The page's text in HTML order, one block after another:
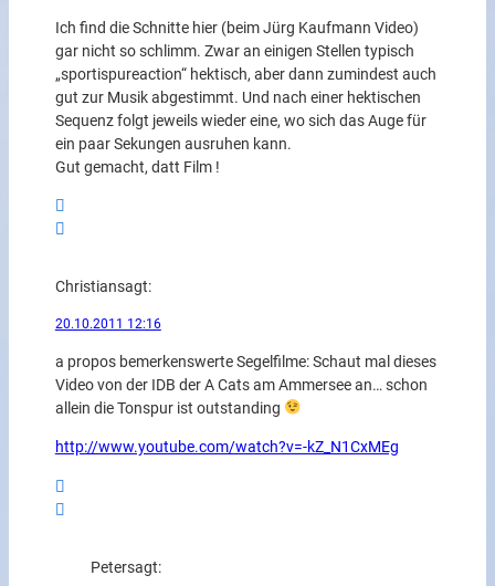
Ich find die Schnitte hier (beim Jürg Kaufmann Video)
gar nicht so schlimm. Zwar an einigen Stellen typisch
„sportispureaction“ hektisch, aber dann zumindest auch
gut zur Musik abgestimmt. Und nach einer hektischen
Sequenz folgt jeweils wieder eine, wo sich das Auge für
ein paar Sekungen ausruhen kann.
Gut gemacht, datt Film !
Christiansagt:
20.10.2011 12:16
a propos bemerkenswerte Segelfilme: Schaut mal dieses
Video von der IDB der A Cats am Ammersee an… schon
allein die Tonspur ist outstanding
http://www.youtube.com/watch?v=-kZ_N1CxMEg
Petersagt: